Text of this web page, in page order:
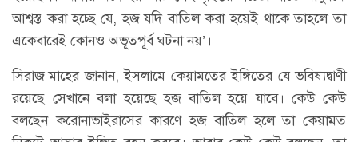
আশ্বস্ত করা হচ্ছে যে, হজ যদি বাতিল করা হয়েই থাকে তাহলে তা
একেবারেই কোনও অভূতপূর্ব ঘটনা নয়’।
সিরাজ মাহের জানান, ইসলামে কেয়ামতের ইঙ্গিতের যে ভবিষ্যদ্বাণী
রয়েছে সেখানে বলা হয়েছে হজ বাতিল হয়ে যাবে। কেউ কেউ
বলছেন করোনাভাইরাসের কারণে হজ বাতিল হলে তা কেয়ামত